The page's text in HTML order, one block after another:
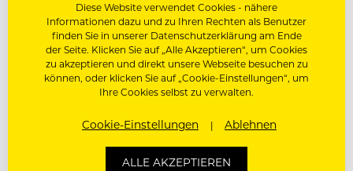
Diese Website verwendet Cookies - nähere
Informationen dazu und zu Ihren Rechten als Benutzer
finden Sie in unserer Datenschutzerklärung am Ende
der Seite. Klicken Sie auf „Alle Akzeptieren“, um Cookies
zu akzeptieren und direkt unsere Webseite besuchen zu
können, oder klicken Sie auf „Cookie-Einstellungen“, um
Ihre Cookies selbst zu verwalten.
Cookie-Einstellungen Ablehnen
ALLE AKZEPTIEREN